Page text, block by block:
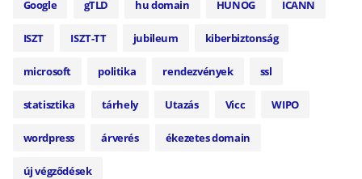
Google gTLD hu domain HUNOG ICANN
ISZT ISZT-TT jubileum kiberbiztonság
microsoft politika rendezvények ssl
statisztika tárhely Utazás Vicc WIPO
wordpress árverés ékezetes domain
új végződések